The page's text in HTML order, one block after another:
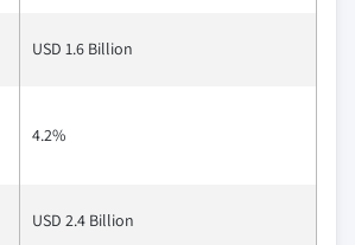
USD 1.6 Billion
4.2%
USD 2.4 Billion